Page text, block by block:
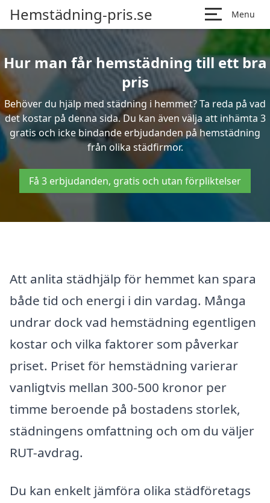
Hemstädning-pris.se Menu
Hur man får hemstädning till ett bra
pris
Behöver du hjälp med städning i hemmet? Ta reda på vad
det kostar på denna sida. Du kan även välja att inhämta 3
gratis och icke bindande erbjudanden på hemstädning
från olika städfirmor.
Få 3 erbjudanden, gratis och utan förpliktelser
Att anlita städhjälp för hemmet kan spara
både tid och energi i din vardag. Många
undrar dock vad hemstädning egentligen
kostar och vilka faktorer som påverkar
priset. Priset för hemstädning varierar
vanligtvis mellan 300-500 kronor per
timme beroende på bostadens storlek,
städningens omfattning och om du väljer
RUT-avdrag.
Du kan enkelt jämföra olika städföretags